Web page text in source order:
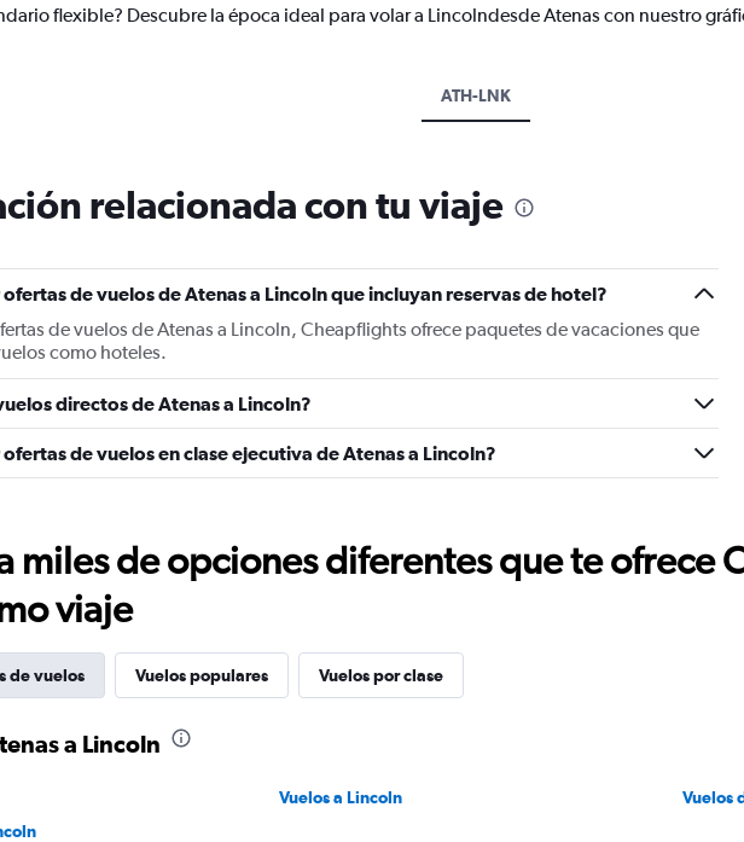
flexible? Descubre la época ideal para volar a Lincolndesde Atenas con nuestro
ATH-LNK
relacionada con tu viaje
de vuelos de Atenas a Lincoln que incluyan reservas de hotel?
de vuelos de Atenas a Lincoln, Cheapflights ofrece paquetes de vacaciones que
como hoteles.
directos de Atenas a Lincoln?
de vuelos en clase ejecutiva de Atenas a Lincoln?
miles de opciones diferentes que te ofrece
viaje
de vuelos Vuelos populares Vuelos por clase
a Lincoln
Vuelos a Lincoln
Vuelos